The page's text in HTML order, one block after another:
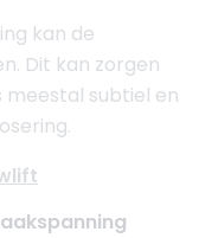
kan de
Dit kan zorgen
subtiel en